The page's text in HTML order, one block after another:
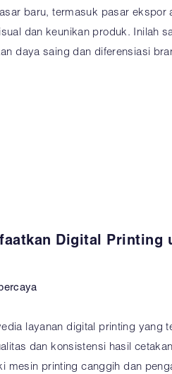
baru, termasuk pasar ekspor
dan keunikan produk. Inilah
daya saing dan diferensiasi
Digital Printing
layanan digital printing yang
dan konsistensi hasil
mesin printing canggih dan